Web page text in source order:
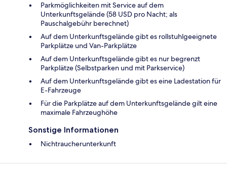
Parkmöglichkeiten mit Service auf dem
Unterkunftsgelände (58 USD pro Nacht; als
Pauschalgebühr berechnet)
Auf dem Unterkunftsgelände gibt es rollstuhlgeeignete
Parkplätze und Van-Parkplätze
Auf dem Unterkunftsgelände gibt es nur begrenzt
Parkplätze (Selbstparken und mit Parkservice)
Auf dem Unterkunftsgelände gibt es eine Ladestation für
E-Fahrzeuge
Für die Parkplätze auf dem Unterkunftsgelände gilt eine
maximale Fahrzeughöhe
Sonstige Informationen
Nichtraucherunterkunft